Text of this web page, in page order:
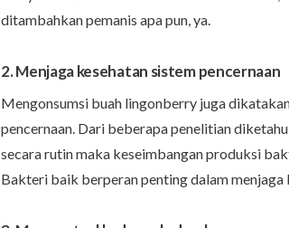
ditambahkan pemanis apa pun, ya.
2. Menjaga kesehatan sistem pencernaan
Mengonsumsi buah lingonberry juga
pencernaan. Dari beberapa penelitian
secara rutin maka keseimbangan produksi
Bakteri baik berperan penting dalam menjaga